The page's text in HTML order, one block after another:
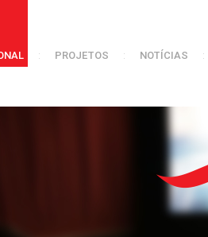
: PROJETOS : NOTÍCIAS :